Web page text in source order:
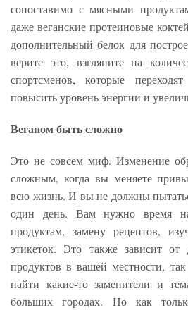
сопоставимо с мясными
даже веганские протеиновые
дополнительный белок для
верите это, взгляните на
спортсменов, которые
повысить уровень энергии и
Веганом быть сложно
Это не совсем миф. Изменение
сложным, когда вы меняете
всю жизнь. И вы не должны
один день. Вам нужно время
продуктам, замену рецептов,
этикеток. Это также зависит от
продуктов в вашей местности,
найти какие-то заменители и
больших городах. Но как